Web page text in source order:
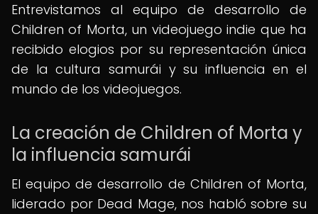
Entrevistamos al equipo de desarrollo de
Children of Morta, un videojuego indie que ha
recibido elogios por su representación única
de la cultura samurái y su influencia en el
mundo de los videojuegos.
La creación de Children of Morta y
la influencia samurái
El equipo de desarrollo de Children of Morta,
liderado por Dead Mage, nos habló sobre su